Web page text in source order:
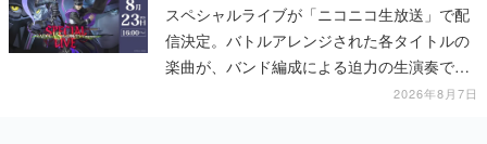
スペシャルライブが「ニコニコ生放送」で配
信決定。バトルアレンジされた各タイトルの
楽曲が、バンド編成による迫力の生演奏で披
露、冒頭部分は“無料”で視聴できる2026年8月7日